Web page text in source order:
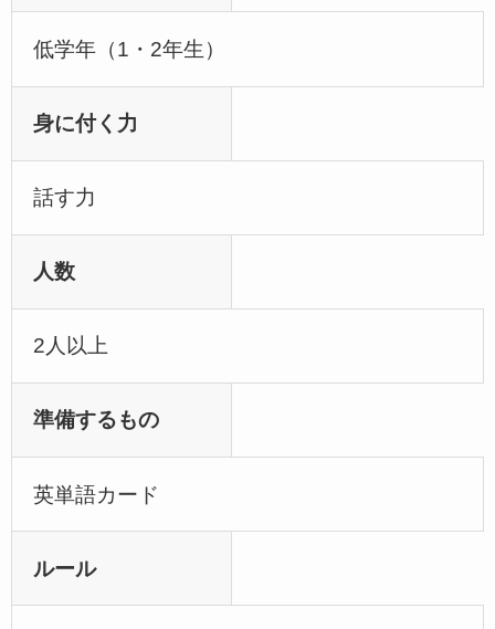
低学年（1・2年生）
身に付く力
話す力
人数
2人以上
準備するもの
英単語カード
ルール